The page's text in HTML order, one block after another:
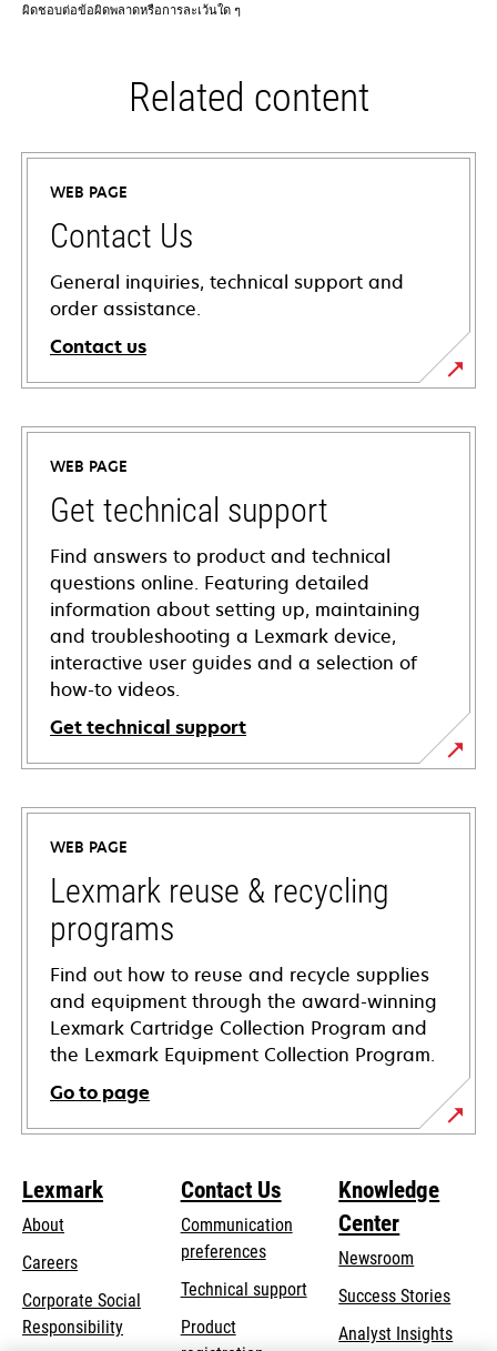
ผิดชอบต่อข้อผิดพลาดหรือการละเว้นใด ๆ
Related content
WEB PAGE
Contact Us
General inquiries, technical support and
order assistance.
Contact us
WEB PAGE
Get technical support
Find answers to product and technical
questions online. Featuring detailed
information about setting up, maintaining
and troubleshooting a Lexmark device,
interactive user guides and a selection of
how-to videos.
Get technical support
opens
in
new
tab
WEB PAGE
Lexmark reuse & recycling
programs
Find out how to reuse and recycle supplies
and equipment through the award-winning
Lexmark Cartridge Collection Program and
the Lexmark Equipment Collection Program.
Go to page
Lexmark
About
Careers
Corporate Social
Responsibilityopens
Contact Us
Communication
preferences
Technical supportopens
Product
Knowledge
Center
Newsroom
Success Stories
Analyst Insights